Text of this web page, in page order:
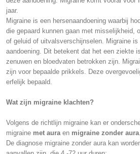
jaar.
Migraine is een hersenaandoening waarbij
die gepaard kunnen gaan met misselijkheid,
of geluid of uitvalsverschijnselen. Migraine is
aandoening. Dit betekent dat het een ziekte
zenuwen en bloedvaten betrokken zijn.
zijn voor bepaalde prikkels. Deze
erfelijk bepaald.
Wat zijn migraine klachten?
Volgens de richtlijn migraine kan er
migraine met auraen migraine zonder aura.
De diagnose migraine zonder aura kan